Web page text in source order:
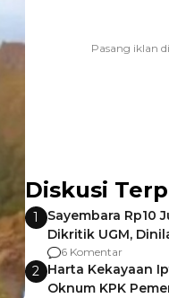
Diskusi
1
Sayembara Rp10
Dikritik UGM,
Gagalnya Negara
6 Komentar
2 Harta Kekayaan
Oknum KPK